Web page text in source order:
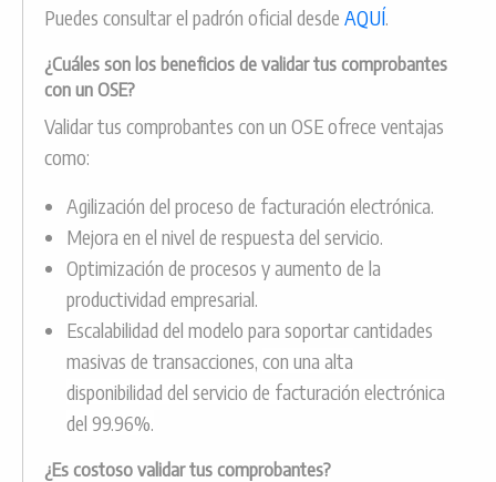
Puedes consultar el padrón oficial desde AQUÍ.
¿Cuáles son los beneficios de validar tus comprobantes
con un OSE?
Validar tus comprobantes con un OSE ofrece ventajas
como:
Agilización del proceso de facturación electrónica.
Mejora en el nivel de respuesta del servicio.
Optimización de procesos y aumento de la
productividad empresarial.
Escalabilidad del modelo para soportar cantidades
masivas de transacciones, con una alta
disponibilidad del servicio de facturación electrónica
del 99.96%.
¿Es costoso validar tus comprobantes?